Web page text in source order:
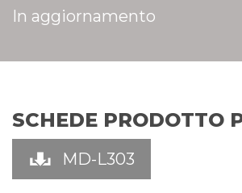
In aggiornamento
SCHEDE PRODOTTO
MD-L303